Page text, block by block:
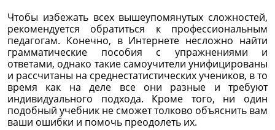
Чтобы избежать всех вышеупомянутых сложностей,
рекомендуется обратиться к профессиональным
педагогам. Конечно, в Интернете несложно найти
грамматические пособия с упражнениями и
ответами, однако такие самоучители унифицированы
и рассчитаны на среднестатистических учеников, в то
время как на деле все они разные и требуют
индивидуального подхода. Кроме того, ни один
подобный учебник не сможет толково объяснить вам
ваши ошибки и помочь преодолеть их.